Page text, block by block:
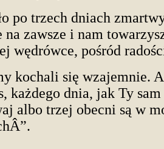
po trzech dniach
na zawsze i nam
wędrówce, pośród
kochali się wzajemnie.
każdego dnia, jak Ty sam
albo trzej obecni są w